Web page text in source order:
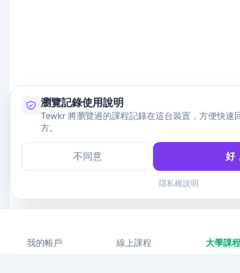
我的帳戶 線上課程 大學課程
瀏覽記錄使用說明
Tewkr 將瀏覽過的課程記錄在這台裝置，方便快速
方。
不同意 好
隱私權說明